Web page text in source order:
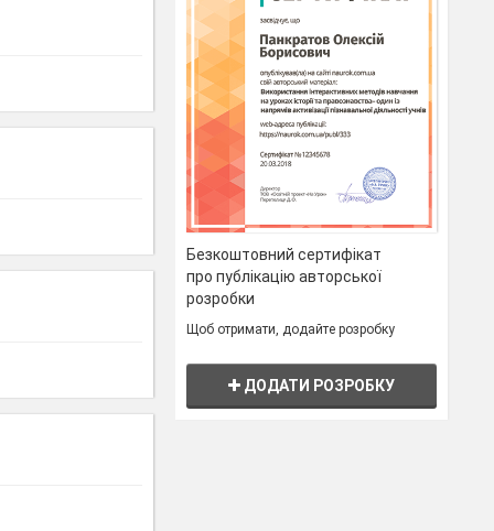
Безкоштовний сертифікат
про публікацію авторської
розробки
Щоб отримати, додайте розробку
ДОДАТИ РОЗРОБКУ